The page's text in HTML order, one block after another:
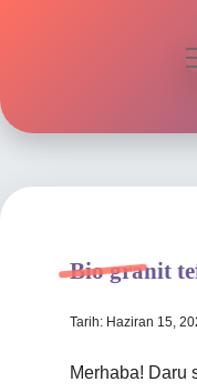
Hakkımızda
Bio granit
Tarih: Haziran 15,
Merhaba! Daru